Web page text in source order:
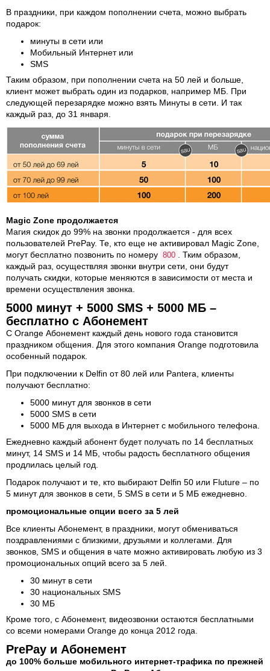
В праздники, при каждом пополнении счета, можно выбрать
подарок:
минуты в сети или
Мобильный Интернет или
SMS
Таким образом, при пополнении счета на 50 лей и больше,
клиент может выбрать один из подарков, например МБ. При
следующей перезарядке можно взять Минуты в сети. И так
каждый раз, до 31 января.
Magic Zone продолжается
Магия скидок до 99% на звонки продолжается - для всех
пользователей PrePay. Те, кто еще не активировал Magic Zone,
могут бесплатно позвонить по номеру 800
. Тким образом,
каждый раз, осуществляя звонки внутри сети, они будут
получать скидки, которые меняются в зависимости от места и
времени осуществления звонка.
5000 минут + 5000 SMS + 5000 MБ –
бесплатно с Абонемент
С Orange Абонемент каждый день нового года становится
праздником общения. Для этого компания Orange подготовила
особенный подарок.
При подключении к Delfin от 80 лей или Panterа, клиенты
получают бесплатно:
5000 минут для звонков в сети
5000 SMS в сети
5000 MБ для выхода в Интернет с мобильного телефона.
Ежедневно каждый абонент будет получать по 14 бесплатных
минут, 14 SMS и 14 MБ, чтобы радость бесплатного общения
продлилась целый год.
Подарок получают и те, кто выбирают Delfin 50 или Fluture – по
5 минут для звонков в сети, 5 SMS в сети и 5 МБ ежедневно.
промоциональные опции всего за 5 лей
Все клиенты Абонемент, в праздники, могут обмениваться
поздравлениями с близкими, друзьями и коллегами. Для
звонков, SMS и общения в чате можно активировать любую из 3
промоциональных опций всего за 5 лей.
30 минут в сети
30 национальных SMS
30 МБ
Кроме того, с Абонемент, видеозвонки остаются бесплатными
со всеми номерами Orange до конца 2012 года.
PrePay и Абонемент
до 100% больше мобильного интернет-трафика по прежней